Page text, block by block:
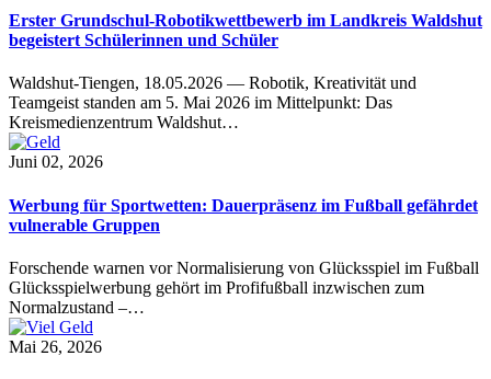
Erster Grundschul-Robotikwettbewerb im Landkreis Waldshut
begeistert Schülerinnen und Schüler
Waldshut-Tiengen, 18.05.2026 — Robotik, Kreativität und
Teamgeist standen am 5. Mai 2026 im Mittelpunkt: Das
Kreismedienzentrum Waldshut…
Juni 02, 2026
Werbung für Sportwetten: Dauerpräsenz im Fußball gefährdet
vulnerable Gruppen
Forschende warnen vor Normalisierung von Glücksspiel im Fußball
Glücksspielwerbung gehört im Profifußball inzwischen zum
Normalzustand –…
Mai 26, 2026